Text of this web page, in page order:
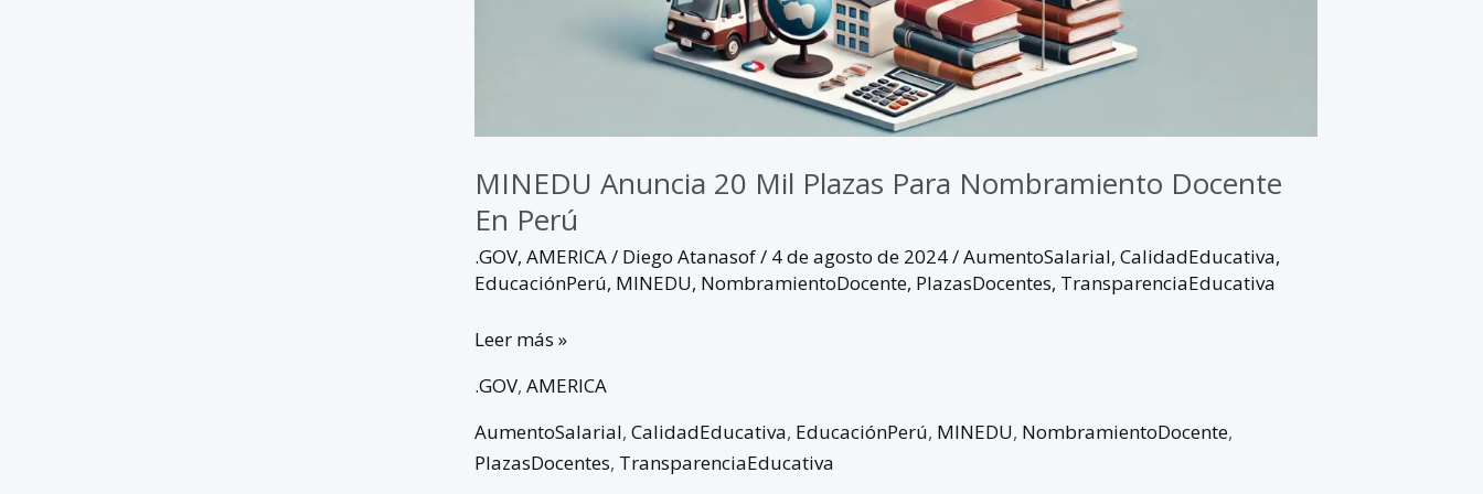
MINEDU Anuncia 20 Mil Plazas Para Nombramiento Docente
En Perú
.GOV, AMERICA/ Diego Atanasof/ 4 de agosto de 2024/AumentoSalarial, CalidadEducativa,
EducaciónPerú, MINEDU, NombramientoDocente, PlazasDocentes, TransparenciaEducativa
Leer más »
.GOV, AMERICA
AumentoSalarial, CalidadEducativa, EducaciónPerú, MINEDU, NombramientoDocente,
PlazasDocentes, TransparenciaEducativa